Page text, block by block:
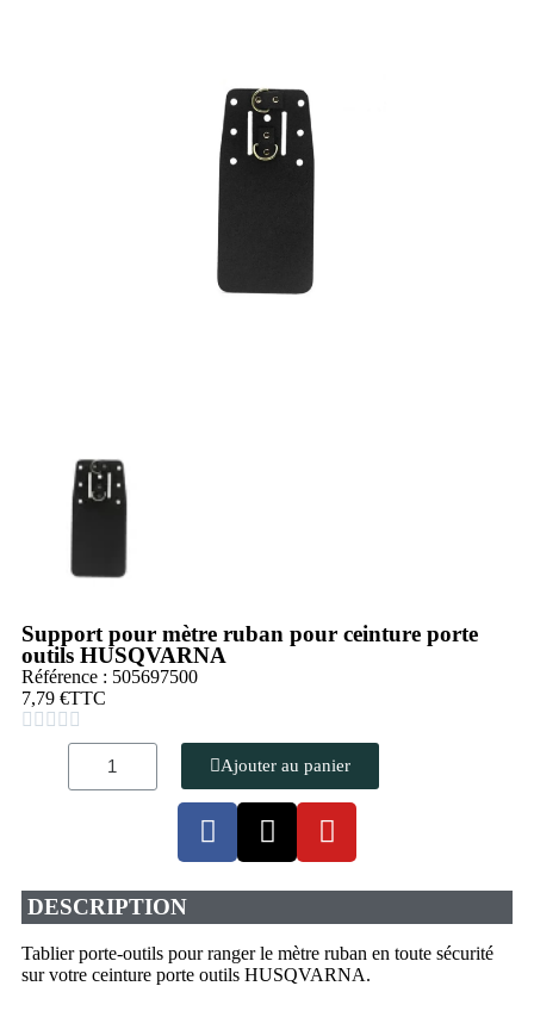
Support pour mètre ruban pour ceinture porte
outils HUSQVARNA
Référence : 505697500
7,79 €TTC
    
Ajouter au panier
DESCRIPTION
Tablier porte-outils pour ranger le mètre ruban en toute sécurité
sur votre ceinture porte outils HUSQVARNA.